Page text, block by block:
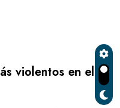
violentos en el